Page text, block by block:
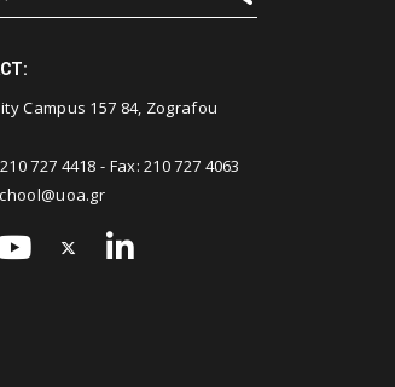
Campus 157 84, Zografou
210 727 4418 - Fax:210 727 4063